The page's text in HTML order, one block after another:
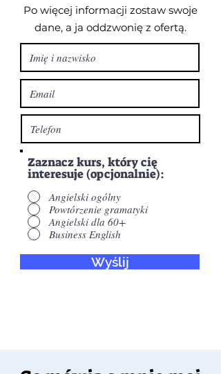
Po więcej informacji zostaw swoje
dane, a ja oddzwonię z ofertą.
Zaznacz kurs, który cię
interesuje (opcjonalnie):
Angielski ogólny
Powtórzenie gramatyki
Angielski dla 60+
Business English
Wyślij